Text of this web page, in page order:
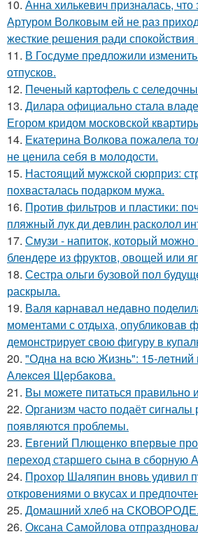
10. Анна хилькевич призналась, что
Артуром Волковым ей не раз
жесткие решения ради спокойствия
11. В Госдуме пpeдложили
отпусков.
12. Печеный картофель с
13. Дилара официально стала
Егором кридом московской
14. Екатерина Волкова пожалела
не ценила себя в молодости.
15. Настоящий мужской сюрприз:
похвасталась подарком мужа.
16. Против фильтров и пластики:
пляжный лук ди девлин расколол
17. Смузи - напиток, который можно
блендере из фруктов, овощей или
18. Сестра ольги бузовой пол
раскрыла.
19. Валя карнавал недавно
моментами с отдыха, опубликовав
демонстрирует свою фигуру в
20. "Однa нa вcю Жизнь": 15-
Алeкceя Щepбaкoвa.
21. Вы можете питаться правильно
22. Организм часто подаёт
появляются проблемы.
23. Евгений Плющенко впервые
переход старшего сына в сборную
24. Прохор Шаляпин вновь удивил
откровениями о вкусах и
25. Домашний хлеб на СКОВОРОДЕ.
26. Оксана Самойлова